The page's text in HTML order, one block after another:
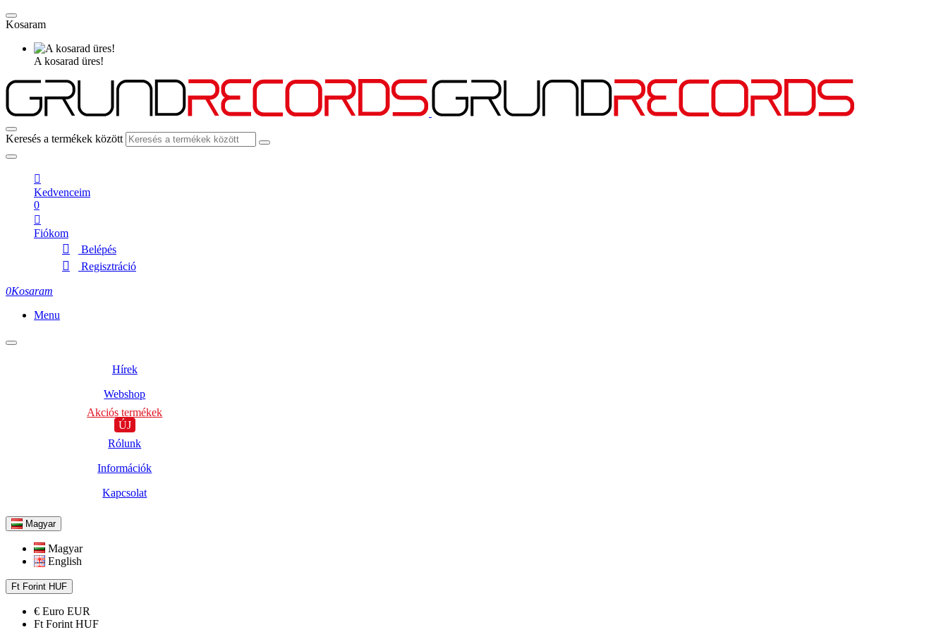
Kosaram
A kosarad üres!
Keresés a termékek között
Kedvenceim
0
Fiókom
Belépés
Regisztráció
0Kosaram
Menu
Hírek
Webshop
Akciós termékek
ÚJ
Rólunk
Információk
Kapcsolat
Magyar
Magyar
English
Ft Forint HUF
€ Euro EUR
Ft Forint HUF